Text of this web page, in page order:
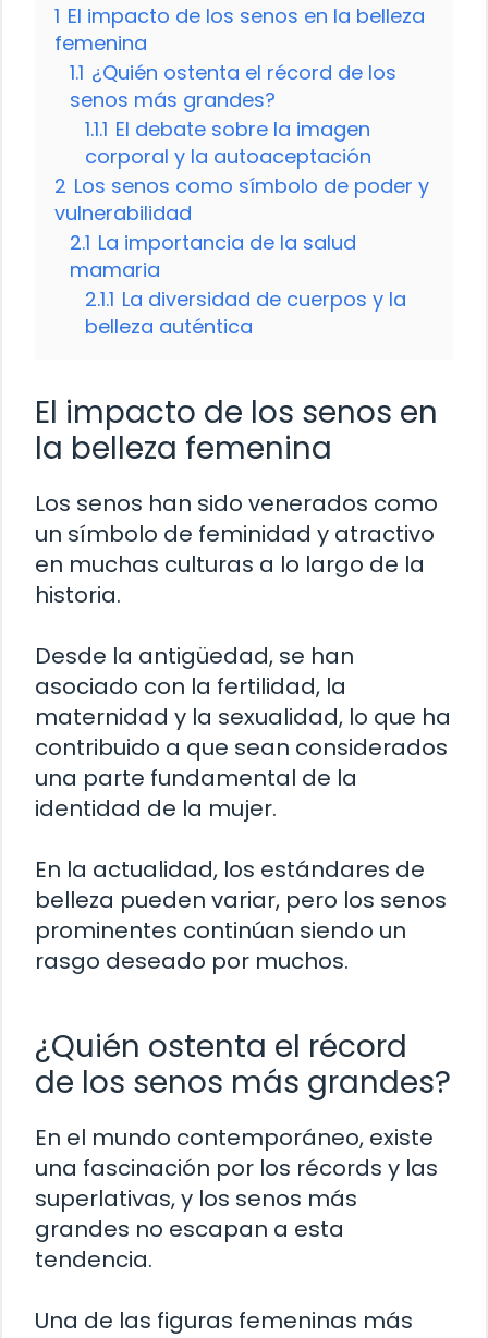
1 El impacto de los senos en la belleza
femenina
1.1 ¿Quién ostenta el récord de los
senos más grandes?
1.1.1 El debate sobre la imagen
corporal y la autoaceptación
2 Los senos como símbolo de poder y
vulnerabilidad
2.1 La importancia de la salud
mamaria
2.1.1 La diversidad de cuerpos y la
belleza auténtica
El impacto de los senos en
la belleza femenina
Los senos han sido venerados como
un símbolo de feminidad y atractivo
en muchas culturas a lo largo de la
historia.
Desde la antigüedad, se han
asociado con la fertilidad, la
maternidad y la sexualidad, lo que ha
contribuido a que sean considerados
una parte fundamental de la
identidad de la mujer.
En la actualidad, los estándares de
belleza pueden variar, pero los senos
prominentes continúan siendo un
rasgo deseado por muchos.
¿Quién ostenta el récord
de los senos más grandes?
En el mundo contemporáneo, existe
una fascinación por los récords y las
superlativas, y los senos más
grandes no escapan a esta
tendencia.
Una de las figuras femeninas más